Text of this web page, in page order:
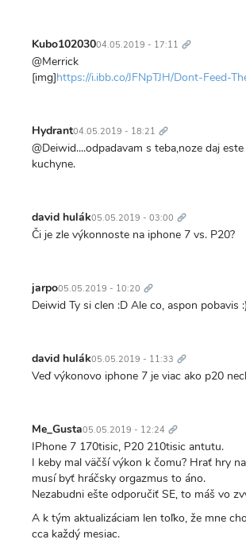
Kubo10203004.05.2019 - 17:11 odkaz
@Merrick
[img]https://i.ibb.co/JFNpTJH/Dont-Feed-
Hydrant04.05.2019 - 18:21 odkaz
@Deiwid....odpadavam s teba,noze daj
kuchyne.
david hulák05.05.2019 - 03:00 odkaz
Či je zle výkonnoste na iphone 7 vs. P20?
jarpo05.05.2019 - 10:20 odkaz
Deiwid Ty si clen :D Ale co, aspon pobavis :)
david hulák05.05.2019 - 11:33 odkaz
Veď výkonovo iphone 7 je viac ako p20
Me_Gusta05.05.2019 - 12:24 odkaz
IPhone 7 170tisic, P20 210tisic antutu.
I keby mal väčší výkon k čomu? Hrať hry
musí byť hráčsky orgazmus to áno.
Nezabudni ešte odporučiť SE, to máš vo
A k tým aktualizáciam len toľko, že mne
cca každý mesiac.